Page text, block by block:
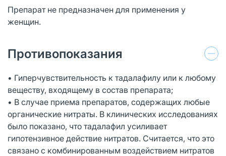
Препарат не предназначен для применения у
женщин.
Противопоказания
• Гиперчувствительность к тадалафилу или к любому
веществу, входящему в состав препарата;
• В случае приема препаратов, содержащих любые
органические нитраты. В клинических исследованиях
было показано, что тадалафил усиливает
гипотензивное действие нитратов. Считается, что это
связано с комбинированным воздействием нитратов